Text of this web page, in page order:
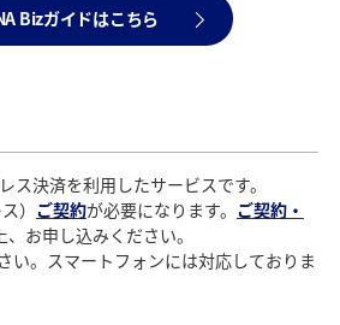
Bizガイドはこちら
ス決済を利用したサービスです。
） ご契約が必要になります。 ご契約・
お申し込みください。
い。スマートフォンには対応しておりま